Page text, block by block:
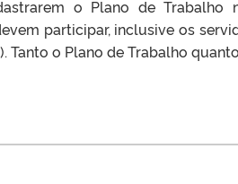
o Plano de Trabalho
participar, inclusive os
o Plano de Trabalho